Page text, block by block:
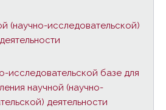
(научно-исследовательской)
деятельности
исследовательской базе для
научной (научно-
деятельности